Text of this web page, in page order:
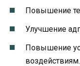
Повышение
Улучшение
Повышение
воздействиям.